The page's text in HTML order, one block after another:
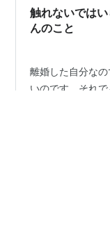
あっち（ライブ
触れないでは
んのこと